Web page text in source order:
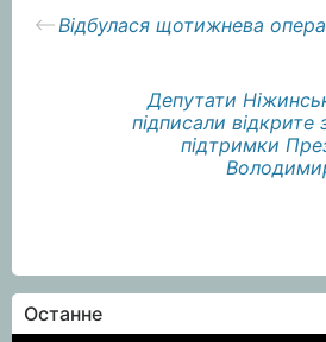
Відбулася щотижнева
Депутати
підписали
підтримки
Останне